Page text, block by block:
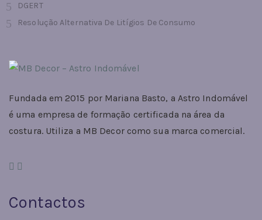
DGERT
Resolução Alternativa De Litígios De Consumo
Fundada em 2015 por Mariana Basto, a Astro Indomável
é uma empresa de formação certificada na área da
costura. Utiliza a MB Decor como sua marca comercial.
Contactos